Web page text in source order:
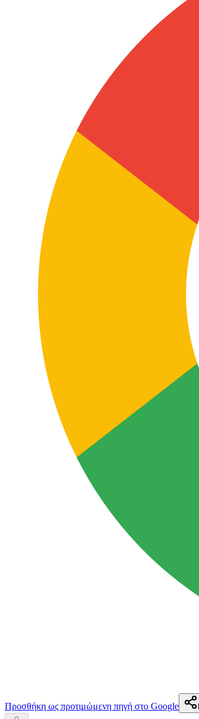
Προσθήκη ως προτιμώμενη πηγή στο Google